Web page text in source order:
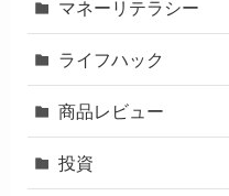
マネーリテラシー
ライフハック
商品レビュー
投資